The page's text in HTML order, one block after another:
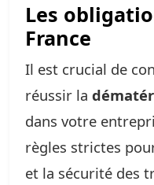
Les
France
Il est crucial de
réussir la
dans votre
règles strictes
et la sécurité des